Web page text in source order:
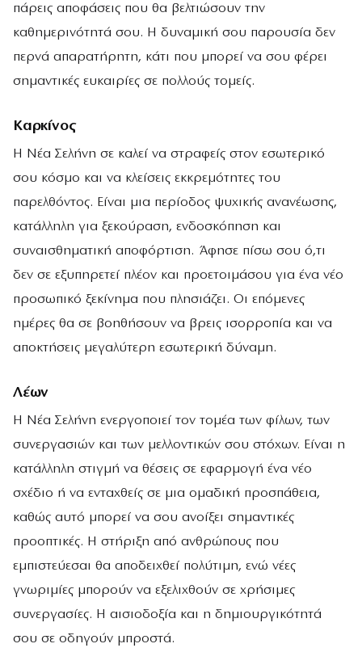
πάρεις αποφάσεις που θα βελτιώσουν την
καθημερινότητά σου. Η δυναμική σου παρουσία δεν
περνά απαρατήρητη, κάτι που μπορεί να σου φέρει
σημαντικές ευκαιρίες σε πολλούς τομείς.
Καρκίνος
Η Νέα Σελήνη σε καλεί να στραφείς στον εσωτερικό
σου κόσμο και να κλείσεις εκκρεμότητες του
παρελθόντος. Είναι μια περίοδος ψυχικής ανανέωσης,
κατάλληλη για ξεκούραση, ενδοσκόπηση και
συναισθηματική αποφόρτιση. Άφησε πίσω σου ό,τι
δεν σε εξυπηρετεί πλέον και προετοιμάσου για ένα νέο
προσωπικό ξεκίνημα που πλησιάζει. Οι επόμενες
ημέρες θα σε βοηθήσουν να βρεις ισορροπία και να
αποκτήσεις μεγαλύτερη εσωτερική δύναμη.
Λέων
Η Νέα Σελήνη ενεργοποιεί τον τομέα των φίλων, των
συνεργασιών και των μελλοντικών σου στόχων. Είναι η
κατάλληλη στιγμή να θέσεις σε εφαρμογή ένα νέο
σχέδιο ή να ενταχθείς σε μια ομαδική προσπάθεια,
καθώς αυτό μπορεί να σου ανοίξει σημαντικές
προοπτικές. Η στήριξη από ανθρώπους που
εμπιστεύεσαι θα αποδειχθεί πολύτιμη, ενώ νέες
γνωριμίες μπορούν να εξελιχθούν σε χρήσιμες
συνεργασίες. Η αισιοδοξία και η δημιουργικότητά
σου σε οδηγούν μπροστά.